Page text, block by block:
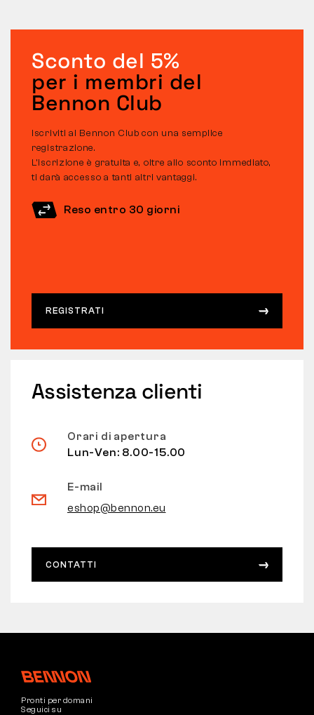
Sconto del 5%
per i membri del
Bennon Club
Iscriviti al Bennon Club con una semplice
registrazione.
L’iscrizione è gratuita e, oltre allo sconto immediato,
ti darà accesso a tanti altri vantaggi.
Reso entro 30 giorni
REGISTRATI
Assistenza clienti
Orari di apertura
Lun-Ven: 8.00-15.00
E-mail
eshop@bennon.eu
CONTATTI
Pronti per domani
Seguici su